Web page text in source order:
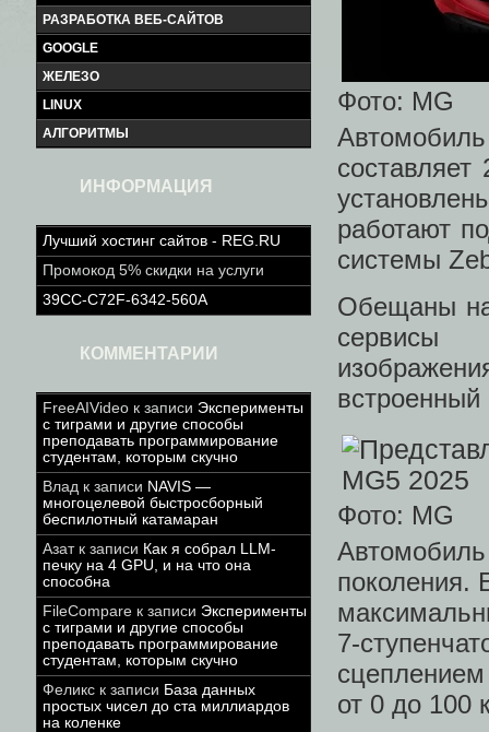
РАЗРАБОТКА ВЕБ-САЙТОВ
GOOGLE
ЖЕЛЕЗО
LINUX
АЛГОРИТМЫ
ИНФОРМАЦИЯ
Лучший хостинг сайтов - REG.RU
Промокод 5% скидки на услуги
39CC-C72F-6342-560A
КОММЕНТАРИИ
FreeAIVideo к записи Эксперименты
с тиграми и другие способы
преподавать программирование
студентам, которым скучно
Влад к записи NAVIS —
многоцелевой быстросборный
беспилотный катамаран
Азатк записи Как я собрал LLM-
печку на 4 GPU, и на что она
способна
FileCompare к записи Эксперименты
с тиграми и другие способы
преподавать программирование
студентам, которым скучно
Феликс к записи База данных
простых чисел до ста миллиардов
на коленке
Фото: MG
работают
системы
Обещаны
сервисы
встроенный
Фото: MG
поколения.
7-
от 0 до 100